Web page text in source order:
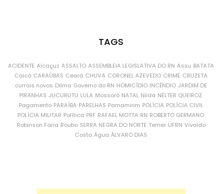
TAGS
ACIDENTE Alcaçuz ASSALTO ASSEMBLEIA LEGISLATIVA DO RN Assu BATATA
Caicó CARAÚBAS Ceará CHUVA CORONEL AZEVEDO CRIME CRUZETA
currais novos Dilma Governo do RN HOMICÍDIO INCÊNDIO JARDIM DE
PIRANHAS JUCURUTU LULA Mossoró NATAL Nilda NÉLTER QUEIROZ
Pagamento PARAÍBA PARELHAS Parnamirim POLÍCIA POLÍCIA CIVIL
POLÍCIA MILITAR Política PRF RAFAEL MOTTA RN ROBERTO GERMANO
Robinson Faria Roubo SERRA NEGRA DO NORTE Temer UFRN Vivaldo
Costa Água ÁLVARO DIAS